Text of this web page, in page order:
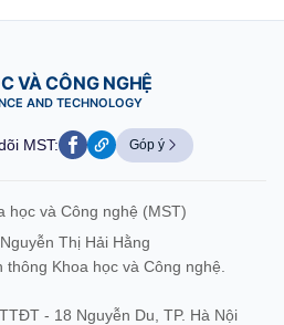
VÀ CÔNG NGHỆ
AND TECHNOLOGY
MST: Góp ý
học và Công nghệ (MST)
Thị Hải Hằng
Khoa học và Công nghệ.
- 18 Nguyễn Du, TP. Hà Nội